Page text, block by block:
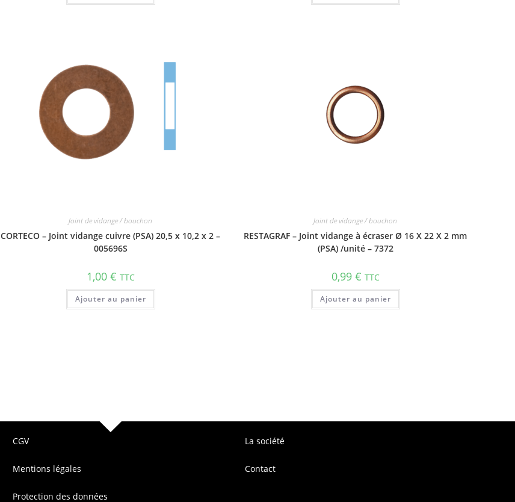
Joint de vidange / bouchon
CORTECO – Joint vidange cuivre (PSA) 20,5 x 10,2 x 2 –
005696S
1,00 € TTC
Ajouter au panier
Joint de vidange / bouchon
RESTAGRAF – Joint vidange à écraser Ø 16 X 22 X 2 mm
(PSA) /unité – 7372
0,99 € TTC
Ajouter au panier
CGV
Mentions légales
Protection des données
La société
Contact